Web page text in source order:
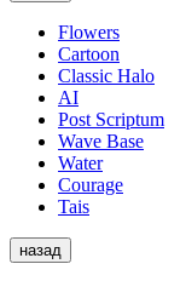
Flowers
Cartoon
Classic Halo
AI
Post Scriptum
Wave Base
Water
Courage
Tais
назад